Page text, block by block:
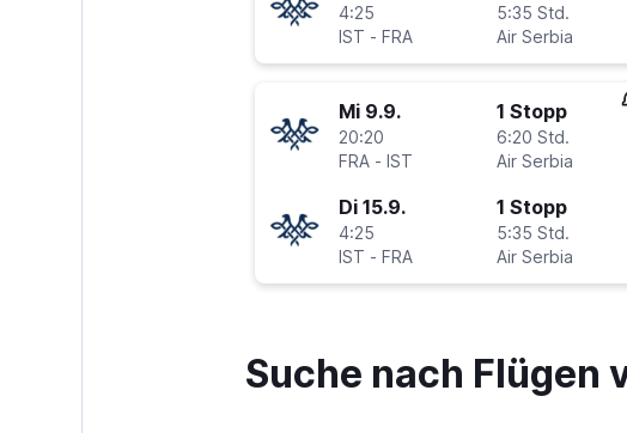
4:25
IST - FRA
5:35 Std.
Air Serbia
Mi 9.9.
20:20
FRA- IST
1 Stopp
6:20 Std.
Air Serbia
Di 15.9.
4:25
IST - FRA
1 Stopp
5:35 Std.
Air Serbia
Suche nach Flügen